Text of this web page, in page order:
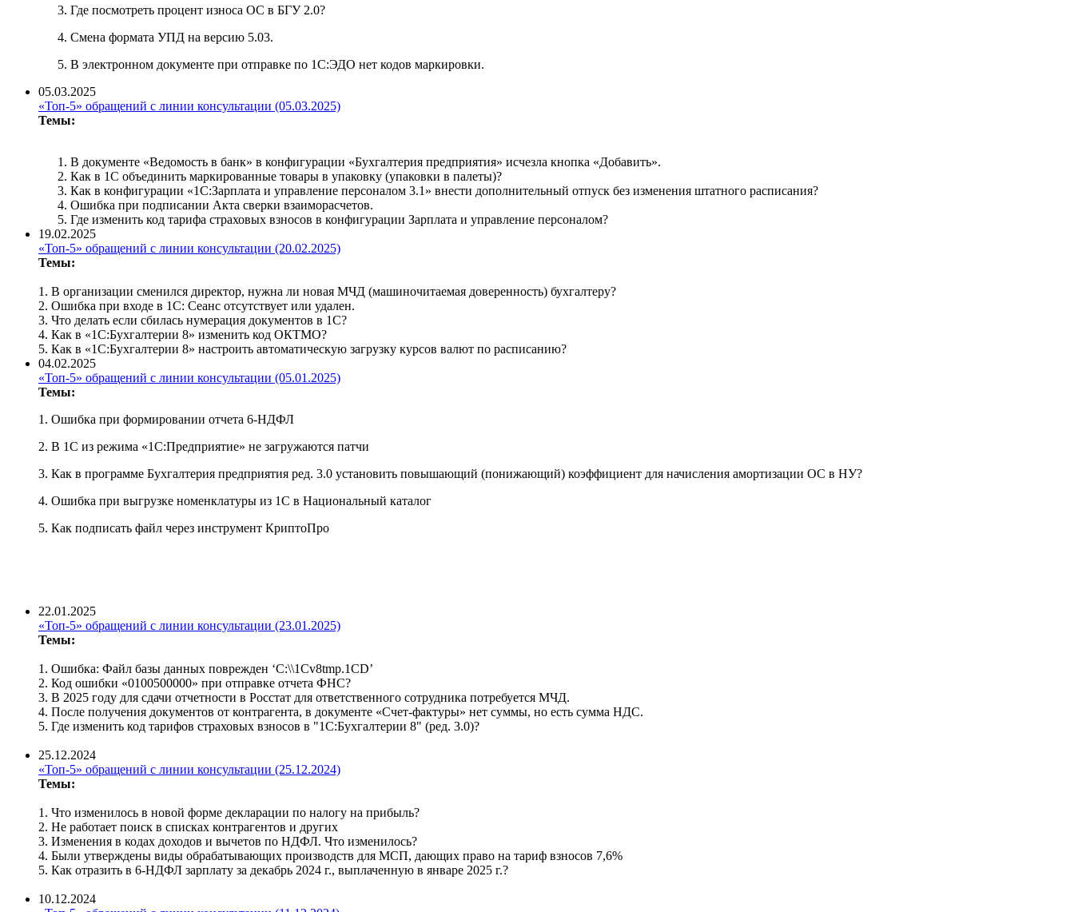
Где посмотреть процент износа ОС в БГУ 2.0?
Смена формата УПД на версию 5.03.
В электронном документе при отправке по 1С:ЭДО нет кодов маркировки.
05.03.2025
«Топ-5» обращений с линии консультации (05.03.2025)
Темы:
В документе «Ведомость в банк» в конфигурации «Бухгалтерия предприятия» исчезла кнопка «Добавить».
Как в 1С объединить маркированные товары в упаковку (упаковки в палеты)?
Как в конфигурации «1С:Зарплата и управление персоналом 3.1» внести дополнительный отпуск без изменения штатного расписания?
Ошибка при подписании Акта сверки взаиморасчетов.
Где изменить код тарифа страховых взносов в конфигурации Зарплата и управление персоналом?
19.02.2025
«Топ-5» обращений с линии консультации (20.02.2025)
Темы:
1. В организации сменился директор, нужна ли новая МЧД (машиночитаемая доверенность) бухгалтеру?
2. Ошибка при входе в 1С: Сеанс отсутствует или удален.
3. Что делать если сбилась нумерация документов в 1С?
4. Как в «1С:Бухгалтерии 8» изменить код ОКТМО?
5. Как в «1С:Бухгалтерии 8» настроить автоматическую загрузку курсов валют по расписанию?
04.02.2025
«Топ-5» обращений с линии консультации (05.01.2025)
Темы:
1. Ошибка при формировании отчета 6-НДФЛ
2. В 1С из режима «1С:Предприятие» не загружаются патчи
3. Как в программе Бухгалтерия предприятия ред. 3.0 установить повышающий (понижающий) коэффициент для начисления амортизации ОС в НУ?
4. Ошибка при выгрузке номенклатуры из 1С в Национальный каталог
5. Как подписать файл через инструмент КриптоПро
22.01.2025
«Топ-5» обращений с линии консультации (23.01.2025)
Темы:
1. Ошибка: Файл базы данных поврежден ‘C:\\1Cv8tmp.1CD’
2. Код ошибки «0100500000» при отправке отчета ФНС?
3. В 2025 году для сдачи отчетности в Росстат для ответственного сотрудника потребуется МЧД.
4. После получения документов от контрагента, в документе «Счет-фактуры» нет суммы, но есть сумма НДС.
5. Где изменить код тарифов страховых взносов в "1С:Бухгалтерии 8" (ред. 3.0)?
25.12.2024
«Топ-5» обращений с линии консультации (25.12.2024)
Темы:
1. Что изменилось в новой форме декларации по налогу на прибыль?
2. Не работает поиск в списках контрагентов и других
3. Изменения в кодах доходов и вычетов по НДФЛ. Что изменилось?
4. Были утверждены виды обрабатывающих производств для МСП, дающих право на тариф взносов 7,6%
5. Как отразить в 6-НДФЛ зарплату за декабрь 2024 г., выплаченную в январе 2025 г.?
10.12.2024